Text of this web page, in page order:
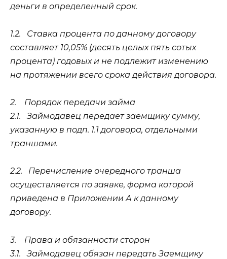
деньги в определенный срок.
1.2. Ставка процента по данному договору
составляет 10,05% (десять целых пять сотых
процента) годовых и не подлежит изменению
на протяжении всего срока действия договора.
2. Порядок передачи займа
2.1.Займодавец передает заемщику сумму,
указанную в подп. 1.1 договора, отдельными
траншами.
2.2. Перечисление очередного транша
осуществляется по заявке, форма которой
приведена в Приложении А к данному
договору.
3. Права и обязанности сторон
3.1.Займодавец обязан передать Заемщику